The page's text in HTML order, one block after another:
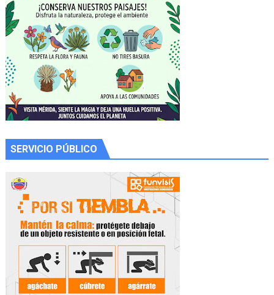
SERVICIO PÚBLICO